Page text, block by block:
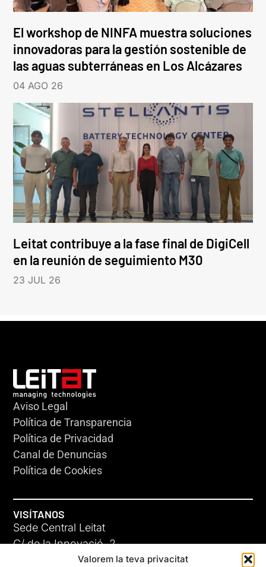
Valorem la teva privacitat
El workshop de NINFA muestra soluciones
innovadoras para la gestión sostenible de
las aguas subterráneas en Los Alcázares
04 AGO 26
Leitat contribuye a la fase final de DigiCell
en la reunión de seguimiento M30
23 JUL 26
Aviso Legal
Política de Transparencia
Política de Privacidad
Canal de Denuncias
Política de Cookies
VISÍTANOS
Sede Central Leitat
C/ de la Innovació, 2
08225 Terrassa, (Barcelona)